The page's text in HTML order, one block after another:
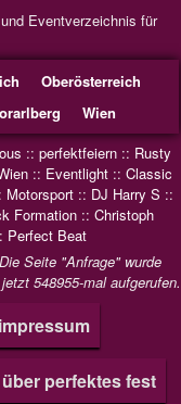
Eventverzeichnis für
Oberösterreich
Wien
:: perfektfeiern :: Rusty
:: Eventlight:: Classic
Motorsport :: DJ Harry S ::
Formation :: Christoph
Perfect Beat
Die Seite "Anfrage" wurde
548955-mal aufgerufen.
impressum
über perfektes fest